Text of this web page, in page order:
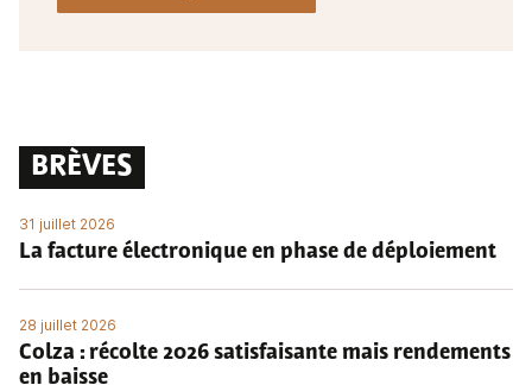
BRÈVES
31 juillet 2026
La facture électronique en phase de déploiement
28 juillet 2026
Colza : récolte 2026 satisfaisante mais rendements
en baisse